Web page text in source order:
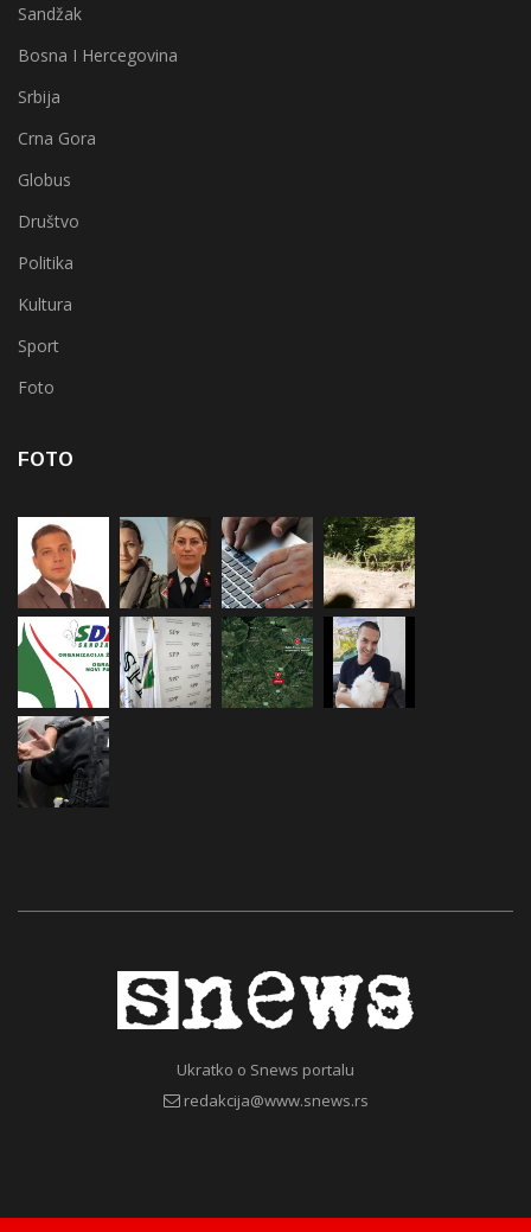
Sandžak
Bosna I Hercegovina
Srbija
Crna Gora
Globus
Društvo
Politika
Kultura
Sport
Foto
FOTO
Ukratko o Snews portalu
redakcija@www.snews.rs